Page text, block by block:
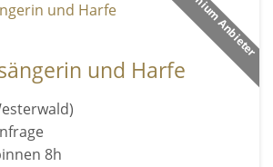
Premium Anbieter
und Harfe
8h